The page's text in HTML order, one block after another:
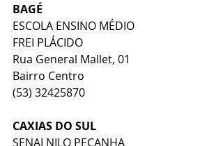
BAGÉ
ESCOLA ENSINO MÉDIO
FREI PLÁCIDO
Rua General Mallet, 01
Bairro Centro
(53) 32425870
CAXIAS DO SUL
SENAI NILO PEÇANHA